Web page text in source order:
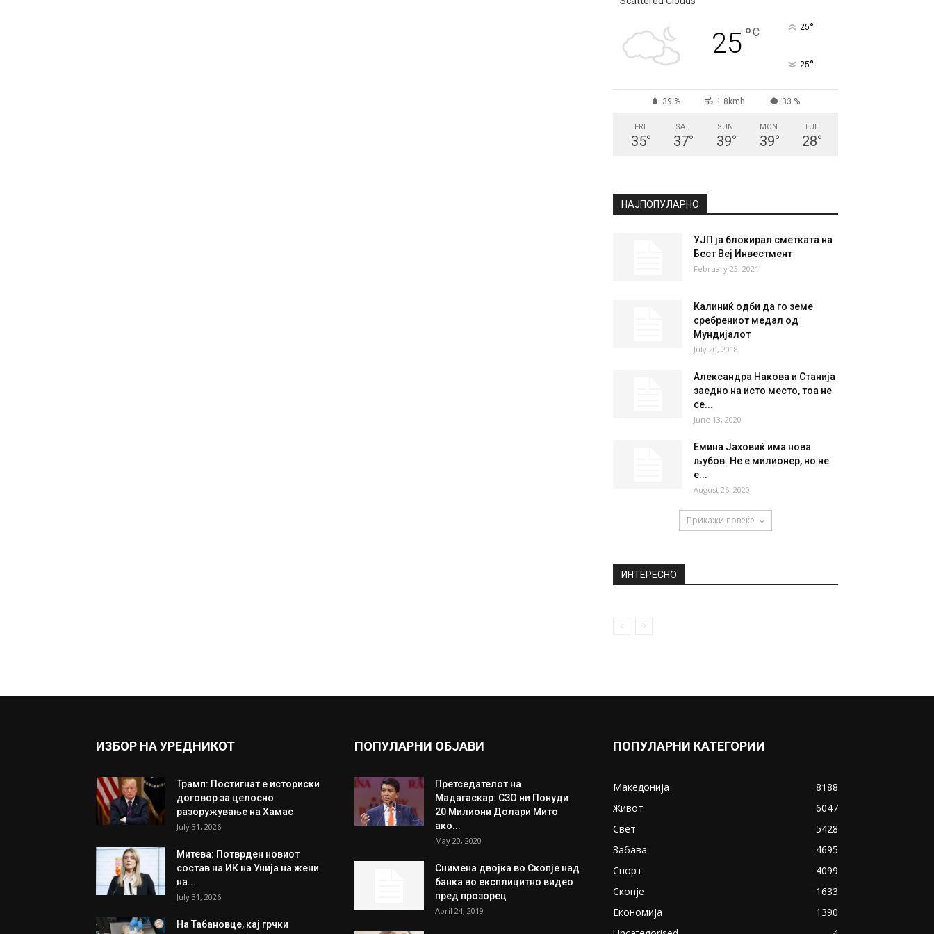
25°C 25°
25°
39 % 1.8kmh 33 %
FRI
35°
SAT
37°
SUN
39°
MON
39°
TUE
28°
НАЈПОПУЛАРНО
УЈП ја блокирал сметката на
Бест Веј Инвестмент
February 23, 2021
Калиниќ одби да го земе
сребрениот медал од
Мундијалот
July 20, 2018
Александра Накова и Станија
заедно на исто место, тоа не
се...
June 13, 2020
Емина Јаховиќ има нова
љубов: Не е милионер, но не
е...
August 26, 2020
Прикажи повеќе
ИНТЕРЕСНО
ИЗБОР НА УРЕДНИКОТ
Трамп: Постигнат е историски
договор за целосно
разоружување на Хамас
July 31, 2026
Митева: Потврден новиот
состав на ИК на Унија на жени
на...
July 31, 2026
На Табановце, кај грчки
ПОПУЛАРНИ ОБЈАВИ
Претседателот на
Мадагаскар: СЗО ни Понуди
20 Милиони Долари Мито
ако...
May 20, 2020
Снимена двојка во Скопје над
банка во експлицитно видео
пред прозорец
April 24, 2019
ПОПУЛАРНИ КАТЕГОРИИ
Македонија
8188
Живот
6047
Свет
5428
Забава
4695
Спорт
4099
Скопје
1633
Економија
1390